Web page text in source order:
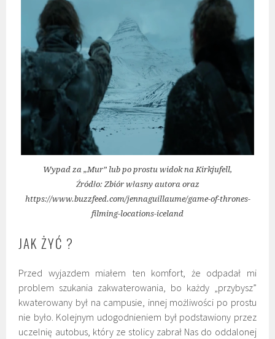
Wypad za „Mur” lub po prostu widok na Kirkjufell,
Źródło: Zbiór własny autora oraz
https://www.buzzfeed.com/jennaguillaume/game-of-thrones-
filming-locations-iceland
JAK ŻYĆ ?
Przed wyjazdem miałem ten komfort, że odpadał mi
problem szukania zakwaterowania, bo każdy „przybysz”
kwaterowany był na campusie, innej możliwości po prostu
nie było. Kolejnym udogodnieniem był podstawiony przez
uczelnię autobus, który ze stolicy zabrał Nas do oddalonej